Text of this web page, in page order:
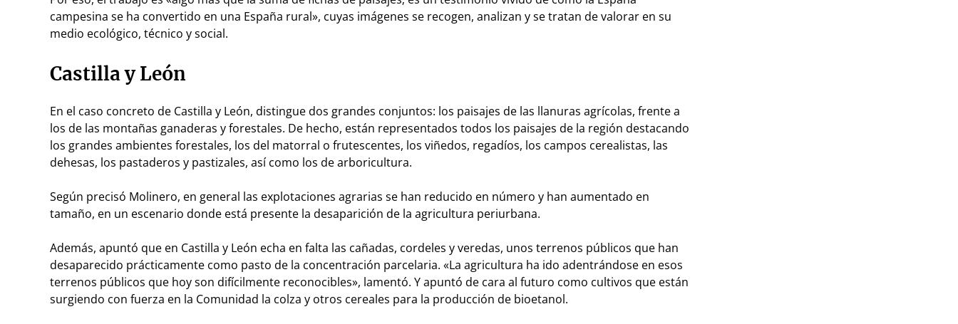
campesina se ha convertido en una España rural», cuyas imágenes se recogen, analizan y se tratan de valorar en su
medio ecológico, técnico y social.
Castilla y León
En el caso concreto de Castilla y León, distingue dos grandes conjuntos: los paisajes de las llanuras agrícolas, frente a
los de las montañas ganaderas y forestales. De hecho, están representados todos los paisajes de la región destacando
los grandes ambientes forestales, los del matorral o frutescentes, los viñedos, regadíos, los campos cerealistas, las
dehesas, los pastaderos y pastizales, así como los de arboricultura.
Según precisó Molinero, en general las explotaciones agrarias se han reducido en número y han aumentado en
tamaño, en un escenario donde está presente la desaparición de la agricultura periurbana.
Además, apuntó que en Castilla y León echa en falta las cañadas, cordeles y veredas, unos terrenos públicos que han
desaparecido prácticamente como pasto de la concentración parcelaria. «La agricultura ha ido adentrándose en esos
terrenos públicos que hoy son difícilmente reconocibles», lamentó. Y apuntó de cara al futuro como cultivos que están
surgiendo con fuerza en la Comunidad la colza y otros cereales para la producción de bioetanol.